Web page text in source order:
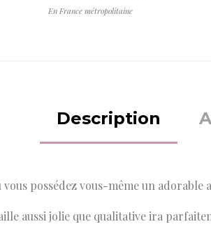
En France métropolitaine
Description
possédez vous-même un adorable
aussi jolie que qualitative ira